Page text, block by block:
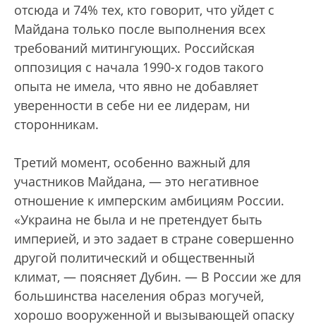
отсюда и 74% тех, кто говорит, что уйдет с
Майдана только после выполнения всех
требований митингующих. Российская
оппозиция с начала 1990-х годов такого
опыта не имела, что явно не добавляет
уверенности в себе ни ее лидерам, ни
сторонникам.
Третий момент, особенно важный для
участников Майдана, — это негативное
отношение к имперским амбициям России.
«Украина не была и не претендует быть
империей, и это задает в стране совершенно
другой политический и общественный
климат, — поясняет Дубин. — В России же для
большинства населения образ могучей,
хорошо вооруженной и вызывающей опаску